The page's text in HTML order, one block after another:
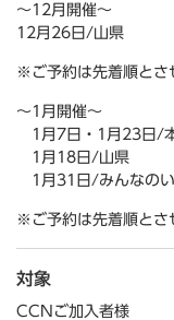
～12月開催～
12月26日/山県
※ご予約は先着順とさ
～1月開催～
1月7日・1月23日/
1月18日/山県
1月31日/みんなのい
※ご予約は先着順とさ
対象
CCNご加入者様